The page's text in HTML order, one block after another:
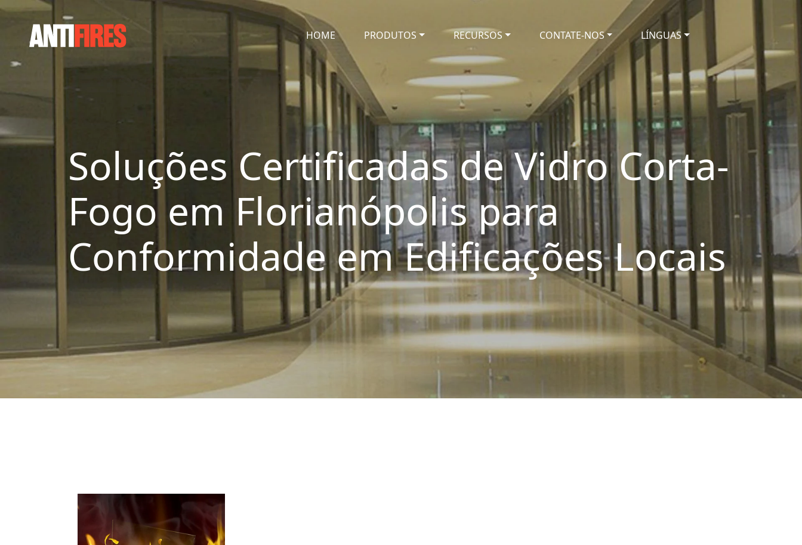
HOME PRODUTOS RECURSOS CONTATE-NOS LÍNGUAS
Soluções Certificadas de Vidro Corta-
Fogo em Florianópolis para
Conformidade em Edificações Locais